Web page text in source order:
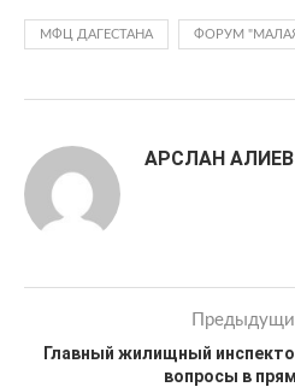
МФЦ ДАГЕСТАНА ФОРУМ
АРСЛАН АЛИЕВ
Главный жилищный
вопросы в